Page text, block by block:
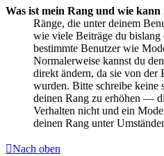
Was ist mein Rang und wie
Ränge, die unter deinem
wie viele Beiträge du bislang
bestimmte Benutzer wie
Normalerweise kannst du
direkt ändern, da sie von
wurden. Bitte schreibe keine
deinen Rang zu erhöhen —
Verhalten nicht und ein
deinen Rang unter
Nach oben